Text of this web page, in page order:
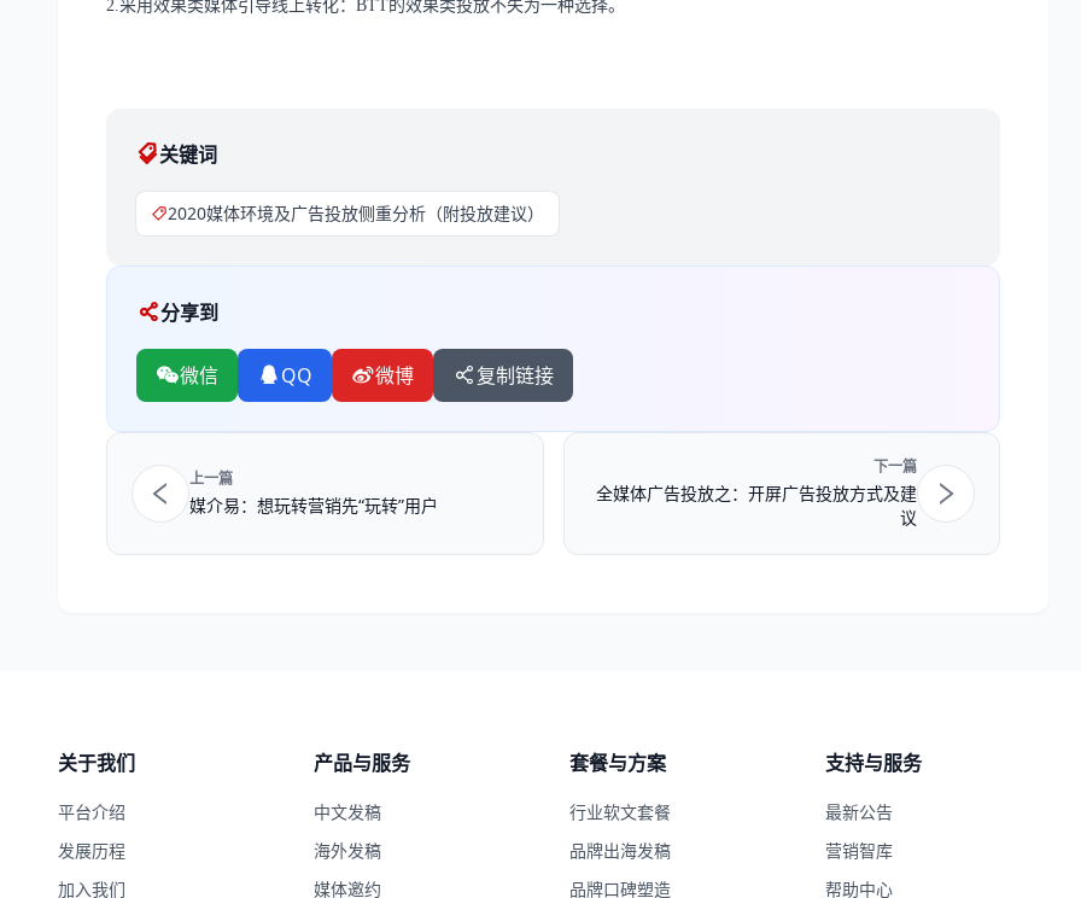
2.采用效果类媒体引导线上转化：BTT的效果类投放不失为一种选择。
关键词
2020媒体环境及广告投放侧重分析（附投放建议）
分享到
微信 QQ 微博 复制链接
上一篇
媒介易：想玩转营销先“玩转”用户
下一篇
全媒体广告投放之：开屏广告投放方式及建
议
关于我们
平台介绍
发展历程
加入我们
产品与服务
中文发稿
海外发稿
媒体邀约
套餐与方案
行业软文套餐
品牌出海发稿
品牌口碑塑造
支持与服务
最新公告
营销智库
帮助中心